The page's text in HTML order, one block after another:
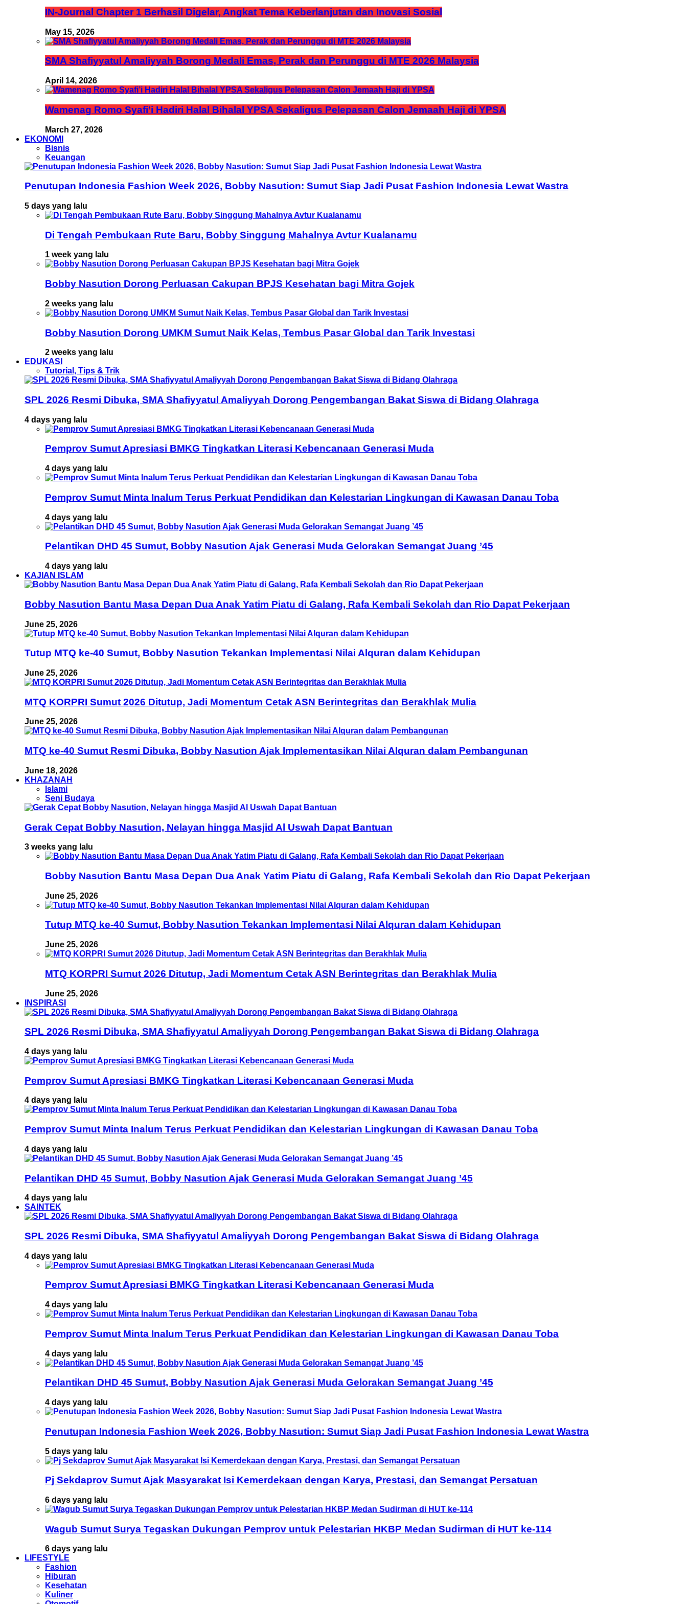
IN-Journal Chapter 1 Berhasil Digelar, Angkat Tema Keberlanjutan dan Inovasi Sosial
May 15, 2026
SMA Shafiyyatul Amaliyyah Borong Medali Emas, Perak dan Perunggu di MTE 2026 Malaysia
April 14, 2026
Wamenag Romo Syafi’i Hadiri Halal Bihalal YPSA Sekaligus Pelepasan Calon Jemaah Haji di YPSA
March 27, 2026
EKONOMI
Bisnis
Keuangan
Penutupan Indonesia Fashion Week 2026, Bobby Nasution: Sumut Siap Jadi Pusat Fashion Indonesia Lewat Wastra
5 days yang lalu
Di Tengah Pembukaan Rute Baru, Bobby Singgung Mahalnya Avtur Kualanamu
1 week yang lalu
Bobby Nasution Dorong Perluasan Cakupan BPJS Kesehatan bagi Mitra Gojek
2 weeks yang lalu
Bobby Nasution Dorong UMKM Sumut Naik Kelas, Tembus Pasar Global dan Tarik Investasi
2 weeks yang lalu
EDUKASI
Tutorial, Tips & Trik
SPL 2026 Resmi Dibuka, SMA Shafiyyatul Amaliyyah Dorong Pengembangan Bakat Siswa di Bidang Olahraga
4 days yang lalu
Pemprov Sumut Apresiasi BMKG Tingkatkan Literasi Kebencanaan Generasi Muda
4 days yang lalu
Pemprov Sumut Minta Inalum Terus Perkuat Pendidikan dan Kelestarian Lingkungan di Kawasan Danau Toba
4 days yang lalu
Pelantikan DHD 45 Sumut, Bobby Nasution Ajak Generasi Muda Gelorakan Semangat Juang ’45
4 days yang lalu
KAJIAN ISLAM
Bobby Nasution Bantu Masa Depan Dua Anak Yatim Piatu di Galang, Rafa Kembali Sekolah dan Rio Dapat Pekerjaan
June 25, 2026
Tutup MTQ ke-40 Sumut, Bobby Nasution Tekankan Implementasi Nilai Alquran dalam Kehidupan
June 25, 2026
MTQ KORPRI Sumut 2026 Ditutup, Jadi Momentum Cetak ASN Berintegritas dan Berakhlak Mulia
June 25, 2026
MTQ ke-40 Sumut Resmi Dibuka, Bobby Nasution Ajak Implementasikan Nilai Alquran dalam Pembangunan
June 18, 2026
KHAZANAH
Islami
Seni Budaya
Gerak Cepat Bobby Nasution, Nelayan hingga Masjid Al Uswah Dapat Bantuan
3 weeks yang lalu
Bobby Nasution Bantu Masa Depan Dua Anak Yatim Piatu di Galang, Rafa Kembali Sekolah dan Rio Dapat Pekerjaan
June 25, 2026
Tutup MTQ ke-40 Sumut, Bobby Nasution Tekankan Implementasi Nilai Alquran dalam Kehidupan
June 25, 2026
MTQ KORPRI Sumut 2026 Ditutup, Jadi Momentum Cetak ASN Berintegritas dan Berakhlak Mulia
June 25, 2026
INSPIRASI
SPL 2026 Resmi Dibuka, SMA Shafiyyatul Amaliyyah Dorong Pengembangan Bakat Siswa di Bidang Olahraga
4 days yang lalu
Pemprov Sumut Apresiasi BMKG Tingkatkan Literasi Kebencanaan Generasi Muda
4 days yang lalu
Pemprov Sumut Minta Inalum Terus Perkuat Pendidikan dan Kelestarian Lingkungan di Kawasan Danau Toba
4 days yang lalu
Pelantikan DHD 45 Sumut, Bobby Nasution Ajak Generasi Muda Gelorakan Semangat Juang ’45
4 days yang lalu
SAINTEK
SPL 2026 Resmi Dibuka, SMA Shafiyyatul Amaliyyah Dorong Pengembangan Bakat Siswa di Bidang Olahraga
4 days yang lalu
Pemprov Sumut Apresiasi BMKG Tingkatkan Literasi Kebencanaan Generasi Muda
4 days yang lalu
Pemprov Sumut Minta Inalum Terus Perkuat Pendidikan dan Kelestarian Lingkungan di Kawasan Danau Toba
4 days yang lalu
Pelantikan DHD 45 Sumut, Bobby Nasution Ajak Generasi Muda Gelorakan Semangat Juang ’45
4 days yang lalu
Penutupan Indonesia Fashion Week 2026, Bobby Nasution: Sumut Siap Jadi Pusat Fashion Indonesia Lewat Wastra
5 days yang lalu
Pj Sekdaprov Sumut Ajak Masyarakat Isi Kemerdekaan dengan Karya, Prestasi, dan Semangat Persatuan
6 days yang lalu
Wagub Sumut Surya Tegaskan Dukungan Pemprov untuk Pelestarian HKBP Medan Sudirman di HUT ke-114
6 days yang lalu
LIFESTYLE
Fashion
Hiburan
Kesehatan
Kuliner